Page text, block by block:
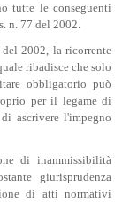
tutte le conseguenti
n. 77 del 2002.
2002, la ricorrente
ribadisce che solo
obbligatorio può
per il legame di
ascrivere l'impegno
di inammissibilità
giurisprudenza
di atti normativi